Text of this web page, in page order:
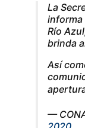
La
informa
Río
brinda
Así
—